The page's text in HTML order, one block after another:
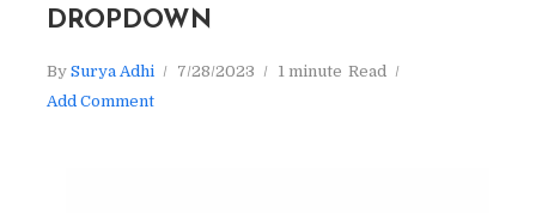
DROPDOWN
BySurya Adhi 7/28/2023 1 minute Read
Add Comment